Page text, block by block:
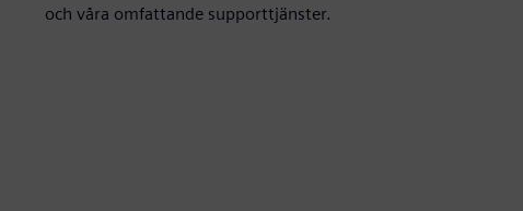
och våra omfattande supporttjänster.